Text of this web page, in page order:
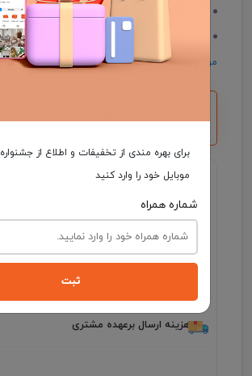
موارد بیشتر
تومانی دریافت می کنید.
گارانتی اصالت و سلامت فیزیکی کالا
جهت اطلاع از موجودی و ثبت سفارش
09931046355 در واتساپ ارتباط برقرار کنید .
هزینه ارسال برعهده مشتری
برای بهره مندی از تخفیفات و اطلاع از
موبایل خود را وارد کنید
شماره همراه
ثبت